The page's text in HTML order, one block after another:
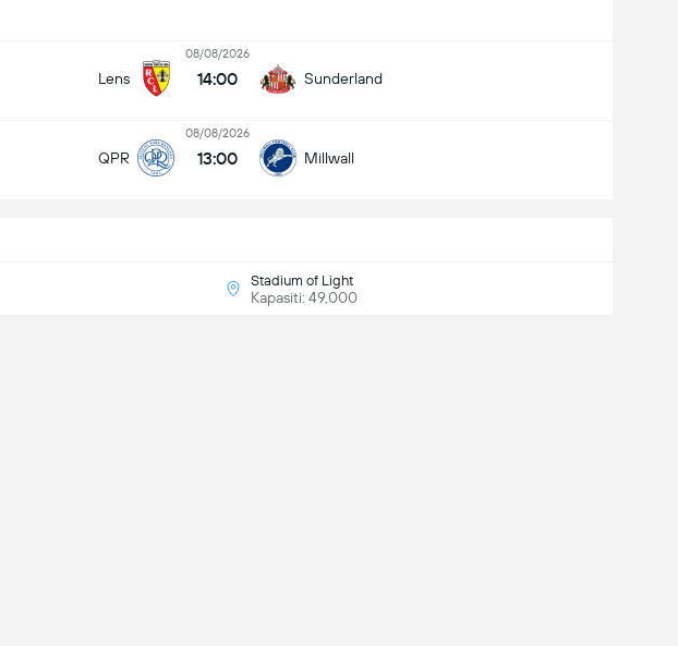
Lens
08/08/2026
14:00 Sunderland
QPR
08/08/2026
13:00 Millwall
Stadium of Light
Kapasiti: 49,000